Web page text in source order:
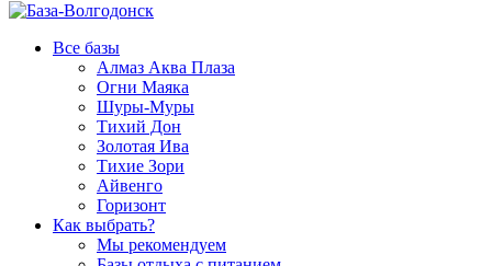
Все базы
Алмаз Аква Плаза
Огни Маяка
Шуры-Муры
Тихий Дон
Золотая Ива
Тихие Зори
Айвенго
Горизонт
Как выбрать?
Мы рекомендуем